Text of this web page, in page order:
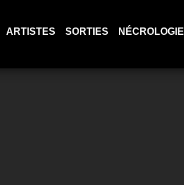
ARTISTES SORTIES NÉCROLOGIE